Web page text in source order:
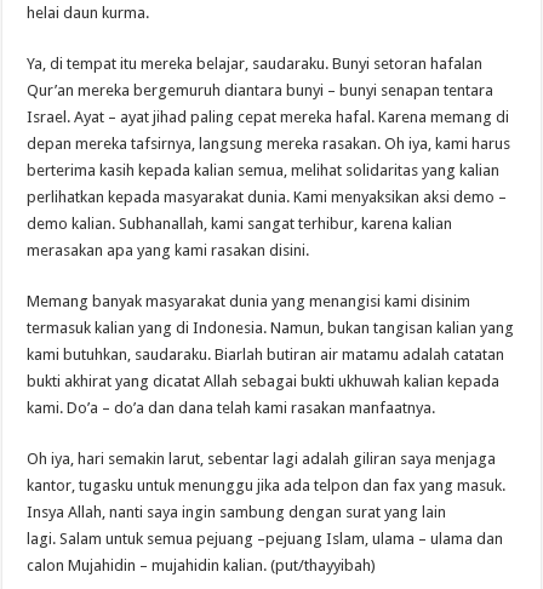
helai daun kurma.
Ya, di tempat itu mereka belajar, saudaraku. Bunyi setoran hafalan
Qur’an mereka bergemuruh diantara bunyi – bunyi senapan tentara
Israel. Ayat – ayat jihad paling cepat mereka hafal. Karena memang di
depan mereka tafsirnya, langsung mereka rasakan. Oh iya, kami harus
berterima kasih kepada kalian semua, melihat solidaritas yang kalian
perlihatkan kepada masyarakat dunia. Kami menyaksikan aksi demo –
demo kalian. Subhanallah, kami sangat terhibur, karena kalian
merasakan apa yang kami rasakan disini.
Memang banyak masyarakat dunia yang menangisi kami disinim
termasuk kalian yang di Indonesia. Namun, bukan tangisan kalian yang
kami butuhkan, saudaraku. Biarlah butiran air matamu adalah catatan
bukti akhirat yang dicatat Allah sebagai bukti ukhuwah kalian kepada
kami. Do’a – do’a dan dana telah kami rasakan manfaatnya.
Oh iya, hari semakin larut, sebentar lagi adalah giliran saya menjaga
kantor, tugasku untuk menunggu jika ada telpon dan fax yang masuk.
Insya Allah, nanti saya ingin sambung dengan surat yang lain
lagi. Salam untuk semua pejuang –pejuang Islam, ulama – ulama dan
calon Mujahidin – mujahidin kalian. (put/thayyibah)